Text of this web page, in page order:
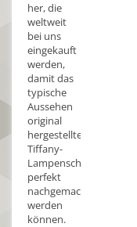
her, die
weltweit
bei uns
eingekauft
werden,
damit das
typische
Aussehen
original
hergestellter
Tiffany-
Lampenschirme
perfekt
nachgemacht
werden
können.